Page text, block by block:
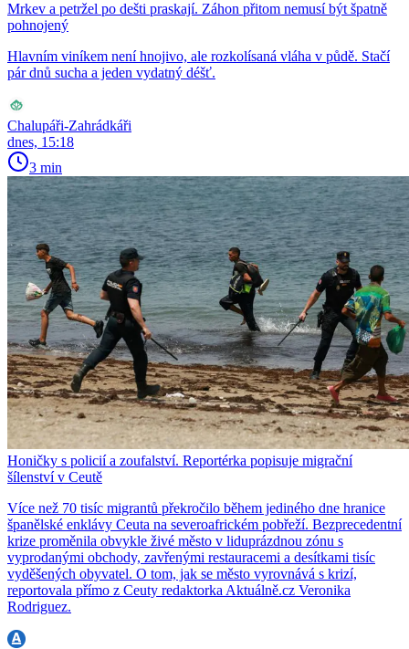
Mrkev a petržel po dešti praskají. Záhon přitom nemusí být špatně
pohnojený
Hlavním viníkem není hnojivo, ale rozkolísaná vláha v půdě. Stačí
pár dnů sucha a jeden vydatný déšť.
Chalupáři-Zahrádkáři
dnes, 15:18
3 min
Honičky s policií a zoufalství. Reportérka popisuje migrační
šílenství v Ceutě
Více než 70 tisíc migrantů překročilo během jediného dne hranice
španělské enklávy Ceuta na severoafrickém pobřeží. Bezprecedentní
krize proměnila obvykle živé město v liduprázdnou zónu s
vyprodanými obchody, zavřenými restauracemi a desítkami tisíc
vyděšených obyvatel. O tom, jak se město vyrovnává s krizí,
reportovala přímo z Ceuty redaktorka Aktuálně.cz Veronika
Rodriguez.